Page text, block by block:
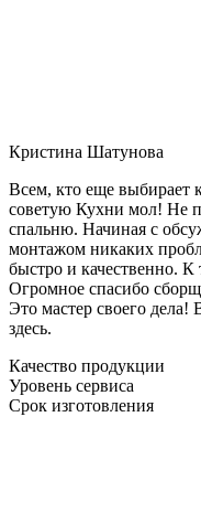
Кристина Шатунова
Всем, кто еще выбирает
советую Кухни мол! Не
спальню. Начиная с
монтажом никаких
быстро и качественно.
Огромное спасибо
Это мастер своего дела!
здесь.
Качество продукции
Уровень сервиса
Срок изготовления